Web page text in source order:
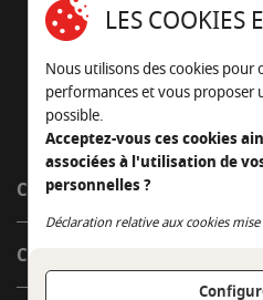
05 45
Nous
CÔTÉ OUTDOOR
CÔTÉ INDOOR
LES COOKIES
Nous utilisons des cookies pour
performances et vous proposer
possible.
Acceptez-vous ces cookies
associées à l'utilisation de
personnelles ?
Déclaration relative aux cookies
Continuer sans